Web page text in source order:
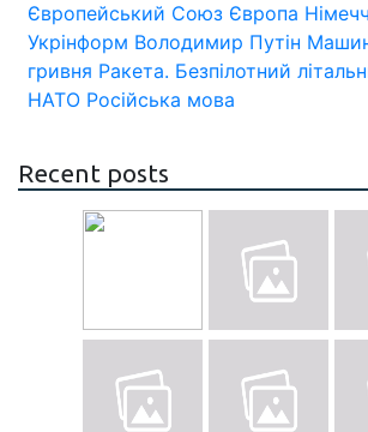
Європейський Союз Європа
Укрінформ Володимир Путін
гривня Ракета. Безпілотний
НАТО Російська мова
Recent posts